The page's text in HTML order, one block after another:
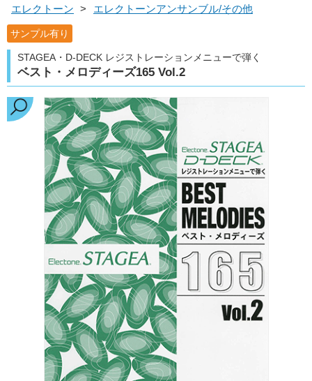
エレクトーン > エレクトーンアンサンブル/その他
サンプル有り
STAGEA・D-DECK レジストレーションメニューで弾く
ベスト・メロディーズ165 Vol.2